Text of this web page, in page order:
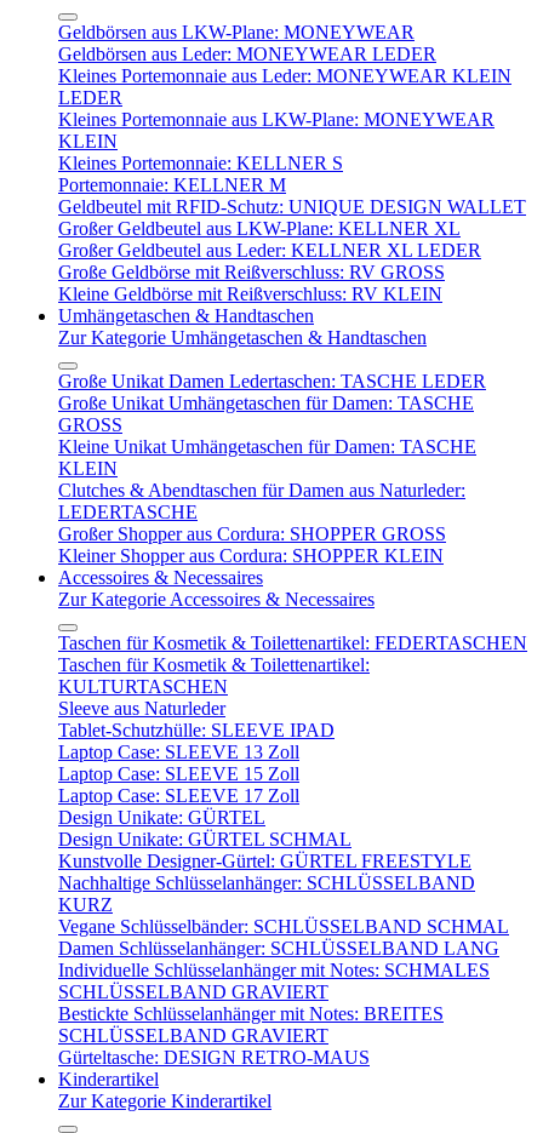
Geldbörsen aus LKW-Plane: MONEYWEAR
Geldbörsen aus Leder: MONEYWEAR LEDER
Kleines Portemonnaie aus Leder: MONEYWEAR KLEIN
LEDER
Kleines Portemonnaie aus LKW-Plane: MONEYWEAR
KLEIN
Kleines Portemonnaie: KELLNER S
Portemonnaie: KELLNER M
Geldbeutel mit RFID-Schutz: UNIQUE DESIGN WALLET
Großer Geldbeutel aus LKW-Plane: KELLNER XL
Großer Geldbeutel aus Leder: KELLNER XL LEDER
Große Geldbörse mit Reißverschluss: RV GROSS
Kleine Geldbörse mit Reißverschluss: RV KLEIN
Umhängetaschen & Handtaschen
Zur Kategorie Umhängetaschen & Handtaschen
Große Unikat Damen Ledertaschen: TASCHE LEDER
Große Unikat Umhängetaschen für Damen: TASCHE
GROSS
Kleine Unikat Umhängetaschen für Damen: TASCHE
KLEIN
Clutches & Abendtaschen für Damen aus Naturleder:
LEDERTASCHE
Großer Shopper aus Cordura: SHOPPER GROSS
Kleiner Shopper aus Cordura: SHOPPER KLEIN
Accessoires & Necessaires
Zur Kategorie Accessoires & Necessaires
Taschen für Kosmetik & Toilettenartikel: FEDERTASCHEN
Taschen für Kosmetik & Toilettenartikel:
KULTURTASCHEN
Sleeve aus Naturleder
Tablet-Schutzhülle: SLEEVE IPAD
Laptop Case: SLEEVE 13 Zoll
Laptop Case: SLEEVE 15 Zoll
Laptop Case: SLEEVE 17 Zoll
Design Unikate: GÜRTEL
Design Unikate: GÜRTEL SCHMAL
Kunstvolle Designer-Gürtel: GÜRTEL FREESTYLE
Nachhaltige Schlüsselanhänger: SCHLÜSSELBAND
KURZ
Vegane Schlüsselbänder: SCHLÜSSELBAND SCHMAL
Damen Schlüsselanhänger: SCHLÜSSELBAND LANG
Individuelle Schlüsselanhänger mit Notes: SCHMALES
SCHLÜSSELBAND GRAVIERT
Bestickte Schlüsselanhänger mit Notes: BREITES
SCHLÜSSELBAND GRAVIERT
Gürteltasche: DESIGN RETRO-MAUS
Kinderartikel
Zur Kategorie Kinderartikel